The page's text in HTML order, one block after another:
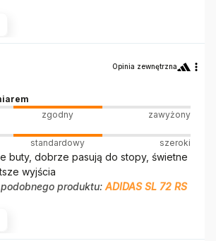
Opinia zewnętrzna
zgodny
zawyżony
standardowy szeroki
buty, dobrze pasują do stopy, świetne
wyjścia
produktu:ADIDAS SL 72 RS